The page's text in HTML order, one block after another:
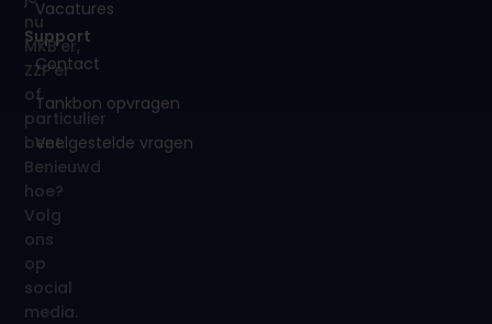
nu
MKB’er,
ZZP’er
of
particulier
bent.
Benieuwd
hoe?
Volg
ons
op
social
media.
Vacatures
Support
Contact
Tankbon opvragen
Veelgestelde vragen